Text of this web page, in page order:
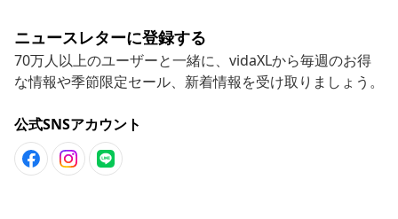
ニュースレターに登録する
70万人以上のユーザーと一緒に、vidaXLから毎週のお得
な情報や季節限定セール、新着情報を受け取りましょう。
公式SNSアカウント